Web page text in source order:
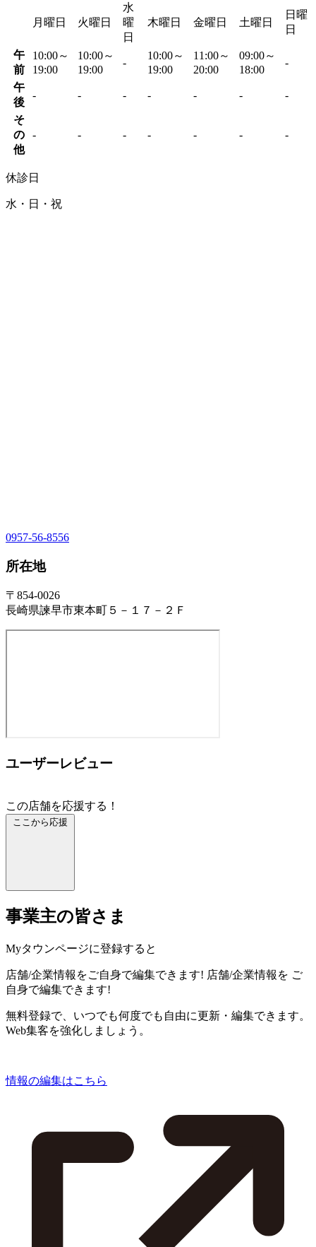
月曜日 火曜日
水
曜
日
木曜日 金曜日 土曜日
日曜
日
午
前
10:00～
19:00
10:00～
19:00
-
10:00～
19:00
11:00～
20:00
09:00～
18:00
-
午
後
- - - - - - -
そ
の
他
- - - - - - -
休診日
水・日・祝
0957-56-8556
所在地
〒854-0026
長崎県諫早市東本町５－１７－２Ｆ
ユーザーレビュー
この店舗を応援する！
ここから応援
事業主の皆さま
Myタウンページに登録すると
店舗/企業情報をご自身で編集できます! 店舗/企業情報を ご
自身で編集できます!
無料登録で、いつでも何度でも自由に更新・編集できます。
Web集客を強化しましょう。
情報の編集はこちら